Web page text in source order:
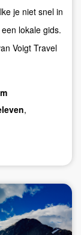
je niet snel in
lokale gids.
Voigt Travel
,